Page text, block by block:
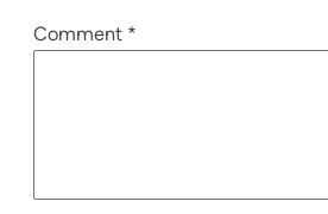
Comment *